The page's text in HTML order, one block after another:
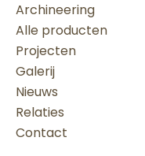
Archineering
Alle producten
Projecten
Galerij
Nieuws
Relaties
Contact